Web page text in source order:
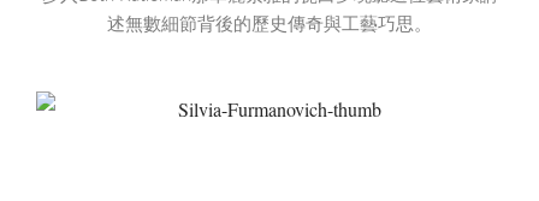
述無數細節背後的歷史傳奇與工藝巧思。